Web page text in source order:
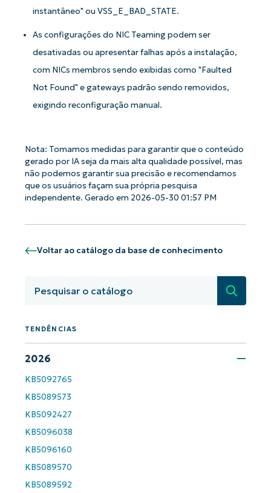
instantâneo" ou VSS_E_BAD_STATE.
As configurações do NIC Teaming podem ser
desativadas ou apresentar falhas após a instalação,
com NICs membros sendo exibidas como "Faulted
Not Found" e gateways padrão sendo removidos,
exigindo reconfiguração manual.
Nota: Tomamos medidas para garantir que o conteúdo
gerado por IA seja da mais alta qualidade possível, mas
não podemos garantir sua precisão e recomendamos
que os usuários façam sua própria pesquisa
independente. Gerado em 2026-05-30 01:57 PM
Voltar ao catálogo da base de conhecimento
TENDÊNCIAS
2026
KB5092765
KB5089573
KB5092427
KB5096038
KB5096160
KB5089570
KB5089592